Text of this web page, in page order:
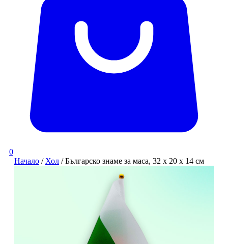
0
Начало / Хол / Българско знаме за маса, 32 х 20 х 14 см